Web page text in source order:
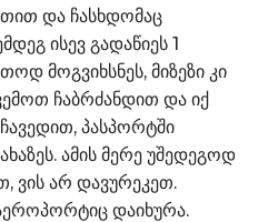
და ჩასხდომაც
ისევ გადაწიეს 1
მოგვიხსნეს, მიზეზი კი
ჩაბრძანდით და იქ
პასპორტში
ამის მერე უშედეგოდ
ვის არ დავურეკეთ.
დაიხურა.